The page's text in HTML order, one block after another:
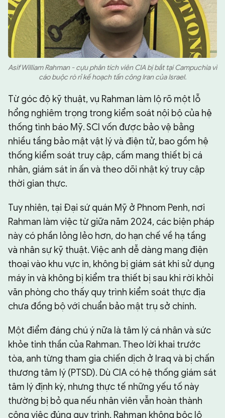
Asif William Rahman - cựu phân tích viên CIA bị bắt tại Campuchia vì
cáo buộc rò rỉ kế hoạch tấn công Iran của Israel.
Từ góc độ kỹ thuật, vụ Rahman làm lộ rõ một lỗ
hổng nghiêm trọng trong kiểm soát nội bộ của hệ
thống tình báo Mỹ. SCI vốn được bảo vệ bằng
nhiều tầng bảo mật vật lý và điện tử, bao gồm hệ
thống kiểm soát truy cập, cấm mang thiết bị cá
nhân, giám sát in ấn và theo dõi nhật ký truy cập
thời gian thực.
Tuy nhiên, tại Đại sứ quán Mỹ ở Phnom Penh, nơi
Rahman làm việc từ giữa năm 2024, các biện pháp
này có phần lỏng lẻo hơn, do hạn chế về hạ tầng
và nhân sự kỹ thuật. Việc anh dễ dàng mang điện
thoại vào khu vực in, không bị giám sát khi sử dụng
máy in và không bị kiểm tra thiết bị sau khi rời khỏi
văn phòng cho thấy quy trình kiểm soát thực địa
chưa đồng bộ với chuẩn bảo mật trụ sở chính.
Một điểm đáng chú ý nữa là tâm lý cá nhân và sức
khỏe tinh thần của Rahman. Theo lời khai trước
tòa, anh từng tham gia chiến dịch ở Iraq và bị chấn
thương tâm lý (PTSD). Dù CIA có hệ thống giám sát
tâm lý định kỳ, nhưng thực tế những yếu tố này
thường bị bỏ qua nếu nhân viên vẫn hoàn thành
công việc đúng quy trình. Rahman không bộc lộ